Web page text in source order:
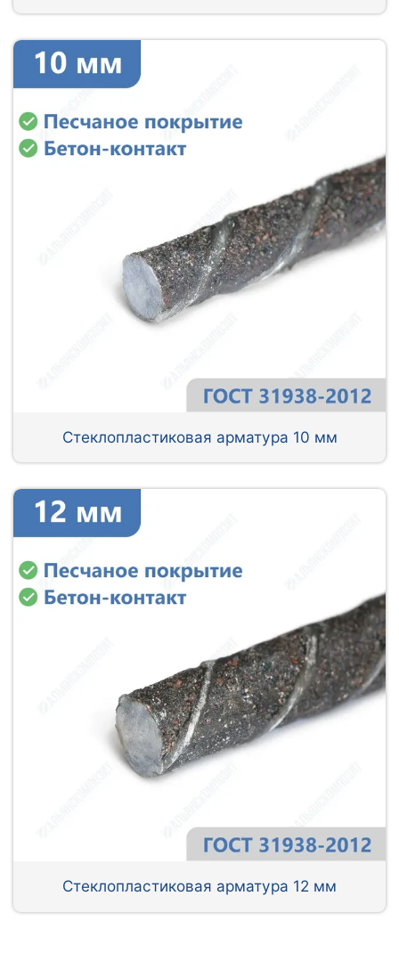
Стеклопластиковая арматура 10 мм
Стеклопластиковая арматура 12 мм